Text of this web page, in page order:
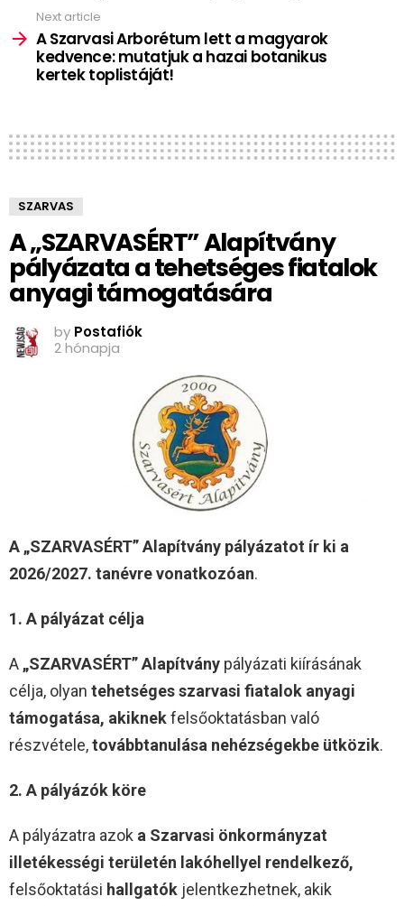
Next article
A Szarvasi Arborétum lett a magyarok
kedvence: mutatjuk a hazai botanikus
kertek toplistáját!
SZARVAS
A „SZARVASÉRT” Alapítvány
pályázata a tehetséges fiatalok
anyagi támogatására
by Postafiók
2 hónapja
A „SZARVASÉRT” Alapítvány pályázatot ír ki a
2026/2027. tanévre vonatkozóan.
1. A pályázat célja
A „SZARVASÉRT” Alapítvány pályázati kiírásának
célja, olyan tehetséges szarvasi fiatalok anyagi
támogatása, akiknekfelsőoktatásban való
részvétele,továbbtanulása nehézségekbe ütközik.
2. A pályázók köre
A pályázatra azok a Szarvasi önkormányzat
illetékességi területén lakóhellyel rendelkező,
felsőoktatási hallgatók jelentkezhetnek, akik